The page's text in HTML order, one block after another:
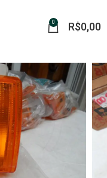
0 R$0,00